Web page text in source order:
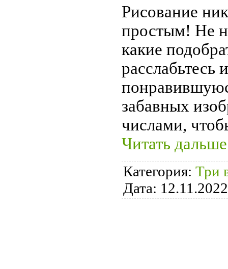
Рисование
простым! Не
какие
расслабьтесь
забавных
числами,
Читать
Категория: Три
Дата: 12.11.2022